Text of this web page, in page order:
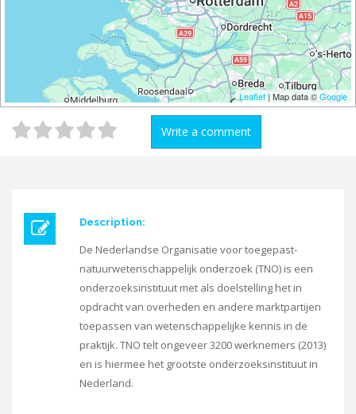
Leaflet | Map data ©Google
Write a comment
Description:
De Nederlandse Organisatie voor toegepast-
natuurwetenschappelijk onderzoek (TNO) is een
onderzoeksinstituut met als doelstelling het in
opdracht van overheden en andere marktpartijen
toepassen van wetenschappelijke kennis in de
praktijk. TNO telt ongeveer 3200 werknemers (2013)
en is hiermee het grootste onderzoeksinstituut in
Nederland.